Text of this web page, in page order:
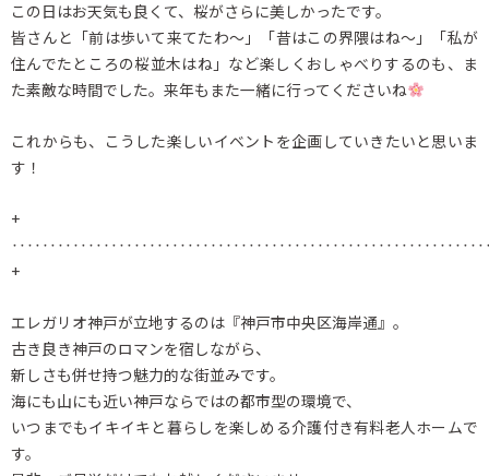
この日はお天気も良くて、桜がさらに美しかったです。
皆さんと「前は歩いて来てたわ～」「昔はこの界隈はね～」「私が
住んでたところの桜並木はね」など楽しくおしゃべりするのも、ま
た素敵な時間でした。来年もまた一緒に行ってくださいね
これからも、こうした楽しいイベントを企画していきたいと思いま
す！
+
+
エレガリオ神戸が立地するのは『神戸市中央区海岸通』。
古き良き神戸のロマンを宿しながら、
新しさも併せ持つ魅力的な街並みです。
海にも山にも近い神戸ならではの都市型の環境で、
いつまでもイキイキと暮らしを楽しめる介護付き有料老人ホームで
す。